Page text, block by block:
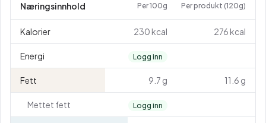
Næringsinnhold Per 100g Per produkt (120g)
Kalorier 230 kcal 276 kcal
Energi Logg inn
Fett 9.7 g 11.6 g
Mettet fett Logg inn